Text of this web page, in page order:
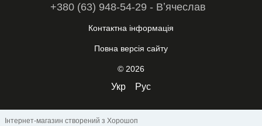
+380 (63) 948-54-29 - Вʼячеслав
Контактна інформація
Повна версія сайту
© 2026
Укр Рус
Інтернет-магазин створений з Хорошоп